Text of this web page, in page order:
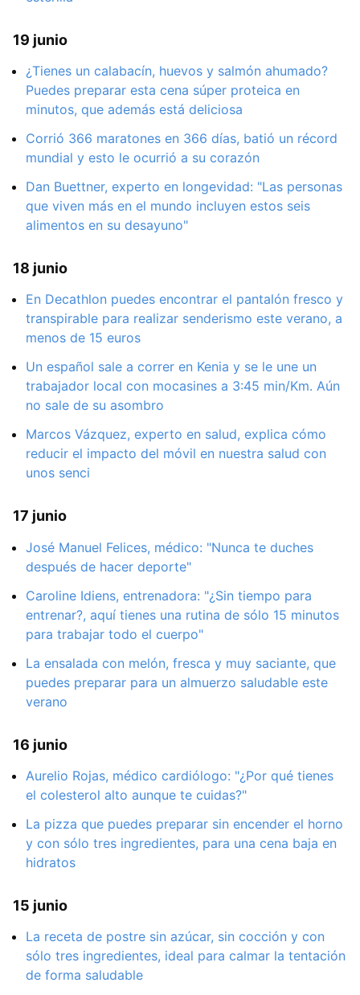
19 junio
¿Tienes un calabacín, huevos y salmón ahumado?
Puedes preparar esta cena súper proteica en
minutos, que además está deliciosa
Corrió 366 maratones en 366 días, batió un récord
mundial y esto le ocurrió a su corazón
Dan Buettner, experto en longevidad: "Las personas
que viven más en el mundo incluyen estos seis
alimentos en su desayuno"
18 junio
En Decathlon puedes encontrar el pantalón fresco y
transpirable para realizar senderismo este verano, a
menos de 15 euros
Un español sale a correr en Kenia y se le une un
trabajador local con mocasines a 3:45 min/Km. Aún
no sale de su asombro
Marcos Vázquez, experto en salud, explica cómo
reducir el impacto del móvil en nuestra salud con
unos senci
17 junio
José Manuel Felices, médico: "Nunca te duches
después de hacer deporte"
Caroline Idiens, entrenadora: "¿Sin tiempo para
entrenar?, aquí tienes una rutina de sólo 15 minutos
para trabajar todo el cuerpo"
La ensalada con melón, fresca y muy saciante, que
puedes preparar para un almuerzo saludable este
verano
16 junio
Aurelio Rojas, médico cardiólogo: "¿Por qué tienes
el colesterol alto aunque te cuidas?"
La pizza que puedes preparar sin encender el horno
y con sólo tres ingredientes, para una cena baja en
hidratos
15 junio
La receta de postre sin azúcar, sin cocción y con
sólo tres ingredientes, ideal para calmar la tentación
de forma saludable